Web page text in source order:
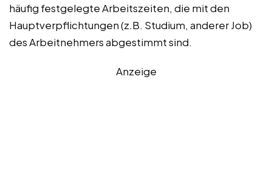
häufig festgelegte Arbeitszeiten, die mit den
Hauptverpflichtungen (z.B. Studium, anderer Job)
des Arbeitnehmers abgestimmt sind.
Anzeige